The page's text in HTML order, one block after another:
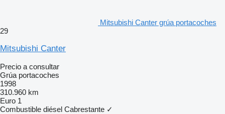
Mitsubishi Canter grúa portacoches
29
Mitsubishi Canter
Precio a consultar
Grúa portacoches
1998
310.960 km
Euro 1
Combustible diésel Cabrestante ✓